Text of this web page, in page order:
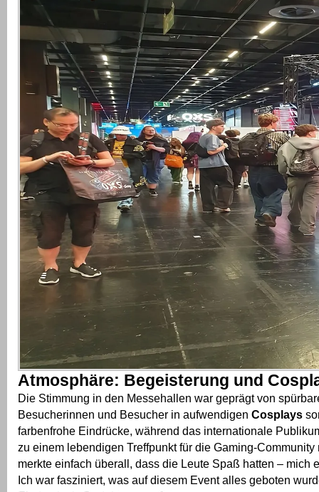
Atmosphäre: Begeisterung und
Die Stimmung in den Messehallen war geprägt von
Besucherinnen und Besucher in aufwendigen Cosplays
farbenfrohe Eindrücke, während das internationale
zu einem lebendigen Treffpunkt für die Gaming-Community
merkte einfach überall, dass die Leute Spaß hatten – mich
Ich war fasziniert, was auf diesem Event alles geboten